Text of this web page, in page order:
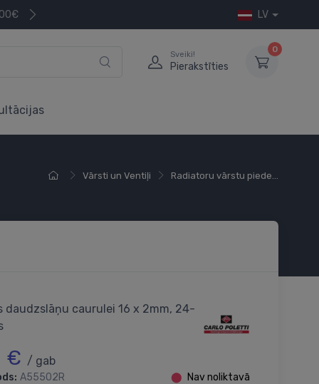
LV
Sveiki!
Pierakstīties
0
Vārsti un Ventiļi Radiatoru vārstu piede...
daudzslāņu caurulei 16 x 2mm, 24-
€ / gab
A55502R ⬤ Nav noliktavā